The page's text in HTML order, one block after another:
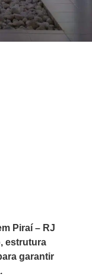
Piraí – RJ
estrutura
garantir